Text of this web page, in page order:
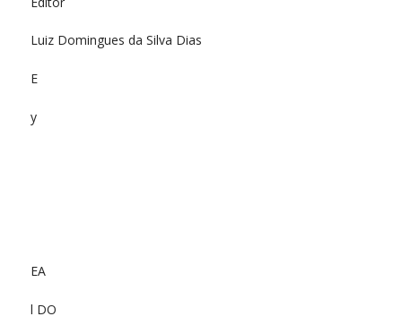
Luiz Domingues da Silva Dias
E
y
EA
l DO